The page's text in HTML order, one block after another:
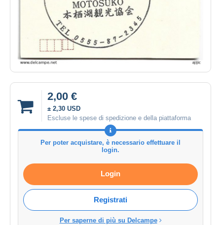
2,00 €
± 2,30 USD
Escluse le spese di spedizione e della piattaforma
Per poter acquistare, è necessario effettuare il
login.
Login
Registrati
Per saperne di più su Delcampe